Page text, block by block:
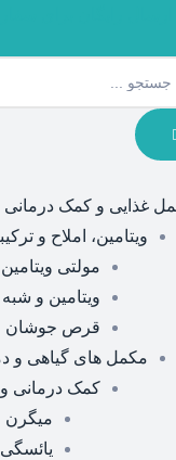
غذایی و کمک درمانی
ویتامین، املاح و
مولتی
ویتامین و شبه
قرص جوشان
مکمل های گیاهی و
کمک درمانی
میگرن
یائسگی